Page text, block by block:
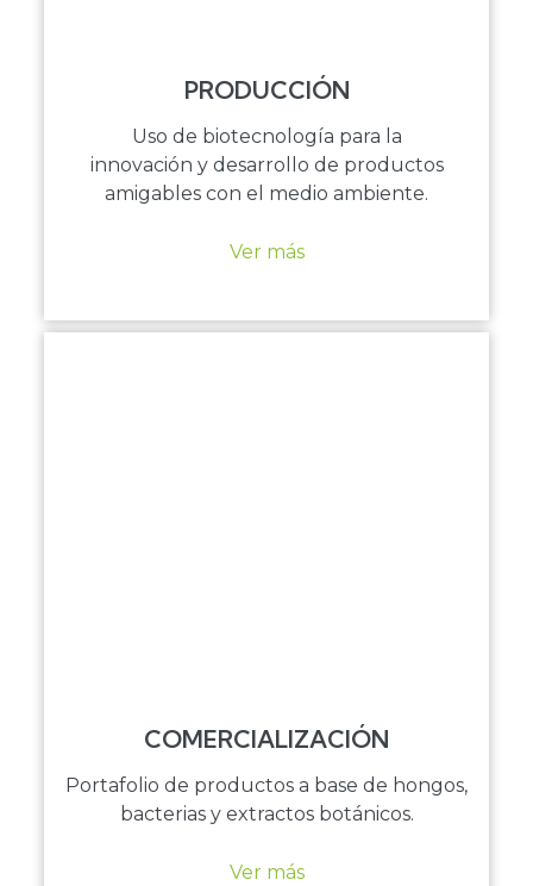
PRODUCCIÓN
Uso de biotecnología para la
innovación y desarrollo de productos
amigables con el medio ambiente.
Ver más
COMERCIALIZACIÓN
Portafolio de productos a base de hongos,
bacterias y extractos botánicos.
Ver más